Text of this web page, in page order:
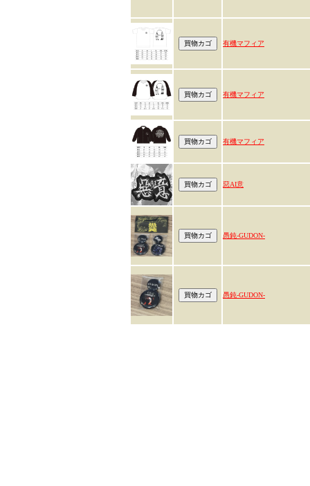
有機マフィア
有機マフィア
有機マフィア
惡AI意
愚鈍-GUDON-
愚鈍-GUDON-